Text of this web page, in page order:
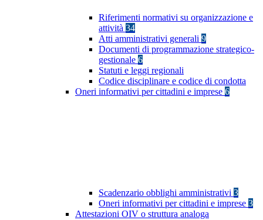
Riferimenti normativi su organizzazione e
attività 34
Atti amministrativi generali 9
Documenti di programmazione strategico-
gestionale 6
Statuti e leggi regionali
Codice disciplinare e codice di condotta
Oneri informativi per cittadini e imprese 6
Scadenzario obblighi amministrativi 3
Oneri informativi per cittadini e imprese 3
Attestazioni OIV o struttura analoga